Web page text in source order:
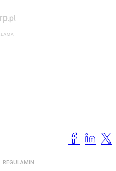
REGULAMIN